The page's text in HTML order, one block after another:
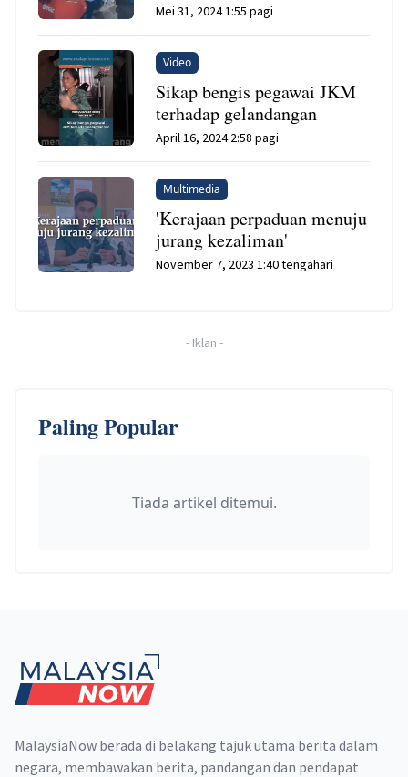
Mei 31, 2024 1:55 pagi
Video
Sikap bengis pegawai JKM
terhadap gelandangan
April 16, 2024 2:58 pagi
Multimedia
'Kerajaan perpaduan menuju
jurang kezaliman'
November 7, 2023 1:40 tengahari
- Iklan -
Paling Popular
Tiada artikel ditemui.
MalaysiaNow berada di belakang tajuk utama berita dalam
negara, membawakan berita, pandangan dan pendapat